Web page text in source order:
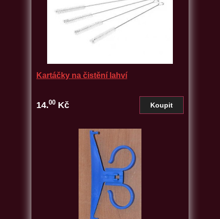
Kartáčky na čistění lahví
14.00 Kč